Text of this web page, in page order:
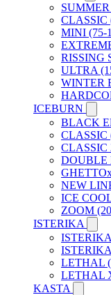
CLASSIC
MINI (75-
RISSING
ULTRA
WINTER
ICEBURN
BLACK
CLASSIC
CLASSIC
DOUBLE
NEW
ICE
ZOOM
ISTERIKA
LETHAL
LETHAL
KASTA